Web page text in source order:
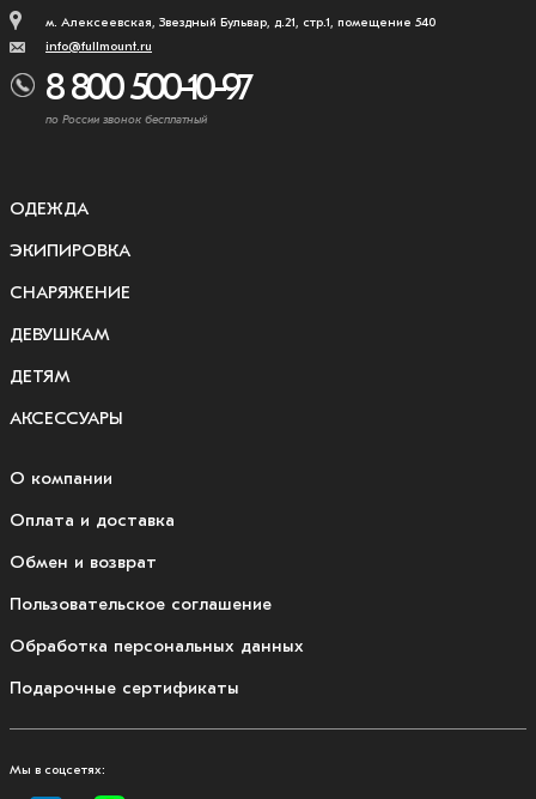
м. Алексеевская, Звездный Бульвар, д.21, стр.1, помещение 540
info@fullmount.ru
8 800 500-10-97
по России звонок бесплатный
ОДЕЖДА
ЭКИПИРОВКА
СНАРЯЖЕНИЕ
ДЕВУШКАМ
ДЕТЯМ
АКСЕССУАРЫ
О компании
Оплата и доставка
Обмен и возврат
Пользовательское соглашение
Обработка персональных данных
Подарочные сертификаты
Мы в соцсетях: